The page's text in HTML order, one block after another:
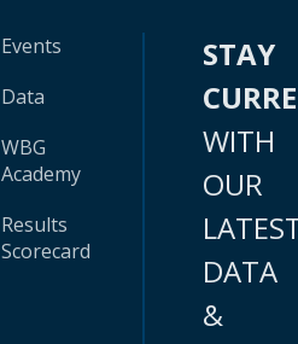
Events
Data
WBG
Academy
Results
Scorecard
STAY
WITH
OUR
DATA
&